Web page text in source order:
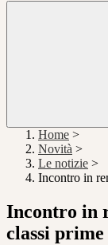
Home >
Novità >
Le notizie >
Incontro in
Incontro in
classi prime